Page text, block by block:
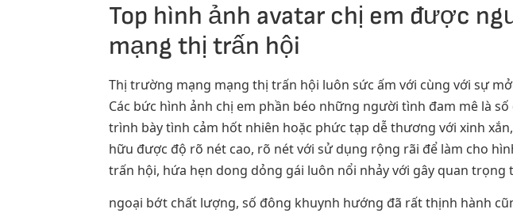
Top hình ảnh avatar chị em được
mạng thị trấn hội
Thị trường mạng mạng thị trấn hội luôn sức ấm với cùng với sự
Các bức hình ảnh chị em phần béo những người tình đam mê là
trình bày tình cảm hốt nhiên hoặc phức tạp dễ thương với xinh
hữu được độ rõ nét cao, rõ nét với sử dụng rộng rãi để làm cho
trấn hội, hứa hẹn dong dỏng gái luôn nổi nhảy với gây quan trọng
ngoại bớt chất lượng, số đông khuynh hướng đã rất thịnh hành